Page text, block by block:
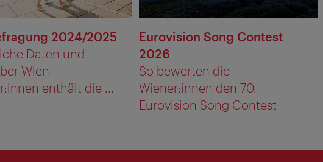
2024/2025
Daten und
Wien-
enthält die ...
Eurovision Song Contest
2026
So bewerten die
Wiener:innen den 70.
Eurovision Song Contest